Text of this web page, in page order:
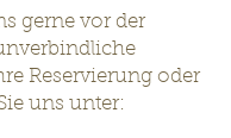
gerne vor der
Reservierung oder
uns unter: